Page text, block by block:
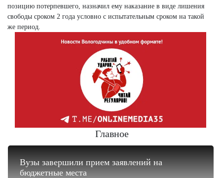
позицию потерпевшего, назначил ему наказание в виде лишения
свободы сроком 2 года условно с испытательным сроком на такой
же период.
Главное
Вузы завершили прием заявлений на
бюджетные места